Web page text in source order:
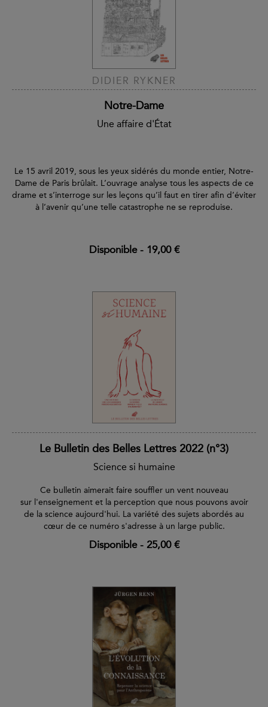
DIDIER RYKNER
Notre-Dame
Une affaire d'État
Le 15 avril 2019, sous les yeux sidérés du monde entier, Notre-
Dame de Paris brûlait. L’ouvrage analyse tous les aspects de ce
drame et s’interroge sur les leçons qu’il faut en tirer afin d’éviter
à l’avenir qu’une telle catastrophe ne se reproduise.
Disponible- 19,00 €
Le Bulletin des Belles Lettres 2022 (n°3)
Science si humaine
Ce bulletin aimerait faire souffler un vent nouveau
sur l'enseignement et la perception que nous pouvons avoir
de la science aujourd'hui. La variété des sujets abordés au
cœur de ce numéro s'adresse à un large public.
Disponible- 25,00 €